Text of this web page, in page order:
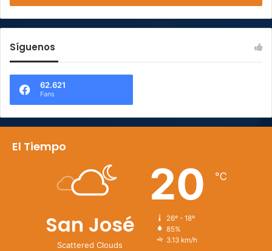
Síguenos
62.621
Fans
El Tiempo
San José
Scattered Clouds
20 ℃
26º - 18º
85%
3.13 km/h